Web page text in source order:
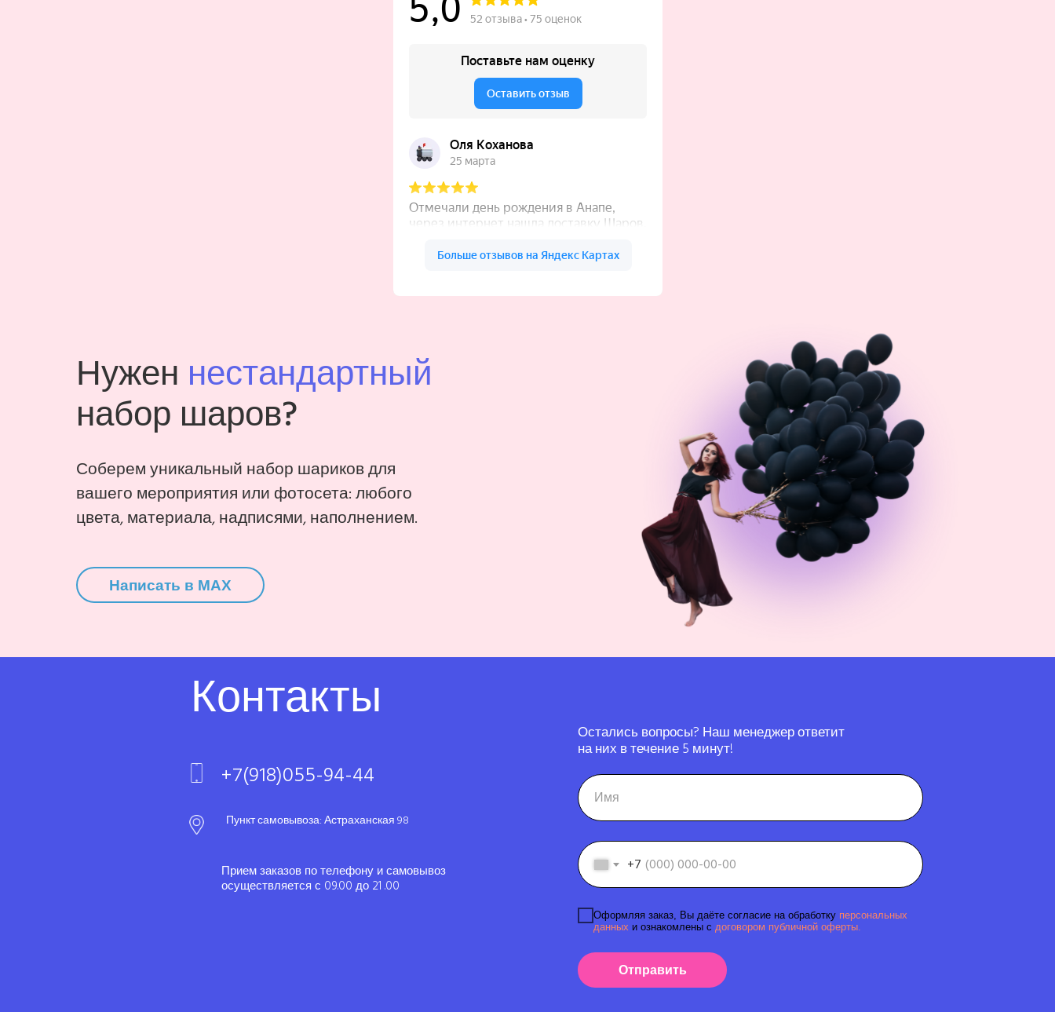
Нужен нестандартный
набор шаров?
Соберем уникальный набор шариков для
вашего мероприятия или фотосета: любого
цвета, материала, надписями, наполнением.
Написать в MAX
+7
Оформляя заказ, Вы даёте согласие на обработку персональных
данных и ознакомлены с договором публичной оферты.
Отправить
Контакты
Пункт самовывоза: Астраханская 98
+7(918)055-94-44
Прием заказов по телефону и самовывоз
осуществляется с 09.00 до 21 .00
Остались вопросы? Наш менеджер ответит
на них в течение 5 минут!